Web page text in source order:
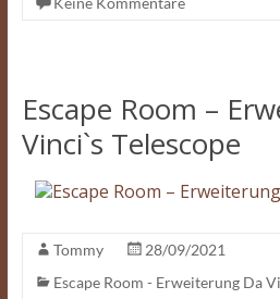
Escape Room –
Vinci`s Telescope
Tommy
28/09/2021
Escape Room - Erweiterung Da